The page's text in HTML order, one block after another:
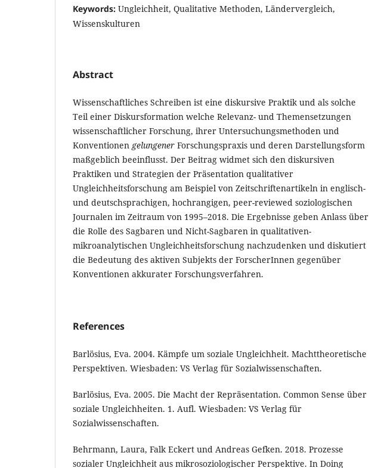
Keywords: Ungleichheit, Qualitative Methoden, Ländervergleich,
Wissenskulturen
Abstract
Wissenschaftliches Schreiben ist eine diskursive Praktik und als solche
Teil einer Diskursformation welche Relevanz- und Themensetzungen
wissenschaftlicher Forschung, ihrer Untersuchungsmethoden und
Konventionen gelungener Forschungspraxis und deren Darstellungsform
maßgeblich beeinflusst. Der Beitrag widmet sich den diskursiven
Praktiken und Strategien der Präsentation qualitativer
Ungleichheitsforschung am Beispiel von Zeitschriftenartikeln in englisch-
und deutschsprachigen, hochrangigen, peer-reviewed soziologischen
Journalen im Zeitraum von 1995–2018. Die Ergebnisse geben Anlass über
die Rolle des Sagbaren und Nicht-Sagbaren in qualitativen-
mikroanalytischen Ungleichheitsforschung nachzudenken und diskutiert
die Bedeutung des aktiven Subjekts der ForscherInnen gegenüber
Konventionen akkurater Forschungsverfahren.
References
Barlösius, Eva. 2004. Kämpfe um soziale Ungleichheit. Machttheoretische
Perspektiven. Wiesbaden: VS Verlag für Sozialwissenschaften.
Barlösius, Eva. 2005. Die Macht der Repräsentation. Common Sense über
soziale Ungleichheiten. 1. Aufl. Wiesbaden: VS Verlag für
Sozialwissenschaften.
Behrmann, Laura, Falk Eckert und Andreas Gefken. 2018. Prozesse
sozialer Ungleichheit aus mikrosoziologischer Perspektive. In Doing